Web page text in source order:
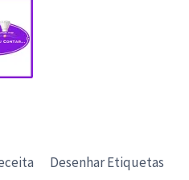
Desenhar Etiquetas